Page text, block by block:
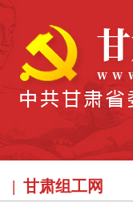
甘肃组工网